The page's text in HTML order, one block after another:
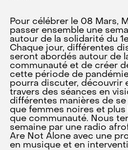
Pour célébrer le 08 Mars,
passer ensemble une
autour de la solidarité du
Chaque jour, différentes
seront abordés autour de
communauté et de créer
cette période de
pourra discuter, découvrir
travers des séances en
différentes manières de
que femmes noires et
que communauté. Nous
semaine par une radio
Are Not Alone avec une
en musique et en